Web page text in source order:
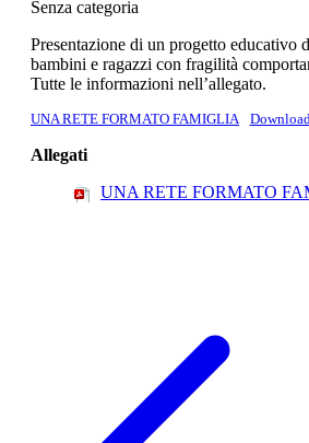
Senza categoria
Presentazione di un progetto educativo
bambini e ragazzi con fragilità
Tutte le informazioni nell’allegato.
UNA RETE FORMATO FAMIGLIA
Allegati
UNA RETE FORMATO